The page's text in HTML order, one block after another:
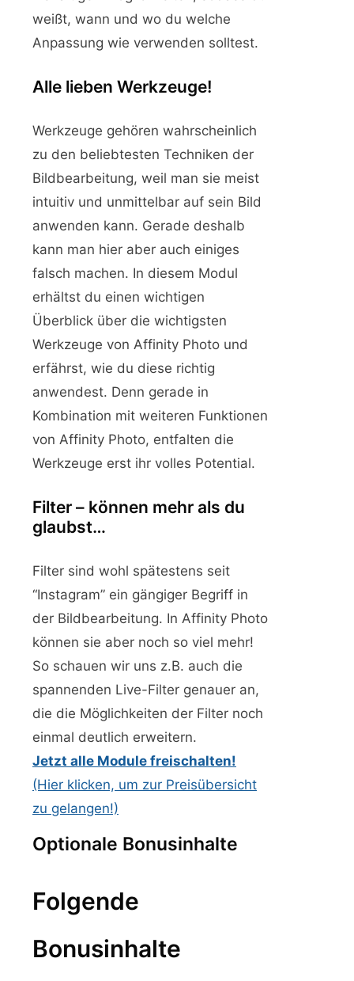
weißt, wann und wo du welche
Anpassung wie verwenden solltest.
Alle lieben Werkzeuge!
Werkzeuge gehören wahrscheinlich
zu den beliebtesten Techniken der
Bildbearbeitung, weil man sie meist
intuitiv und unmittelbar auf sein Bild
anwenden kann. Gerade deshalb
kann man hier aber auch einiges
falsch machen. In diesem Modul
erhältst du einen wichtigen
Überblick über die wichtigsten
Werkzeuge von Affinity Photo und
erfährst, wie du diese richtig
anwendest. Denn gerade in
Kombination mit weiteren Funktionen
von Affinity Photo, entfalten die
Werkzeuge erst ihr volles Potential.
Filter – können mehr als du
glaubst…
Filter sind wohl spätestens seit
“Instagram” ein gängiger Begriff in
der Bildbearbeitung. In Affinity Photo
können sie aber noch so viel mehr!
So schauen wir uns z.B. auch die
spannenden Live-Filter genauer an,
die die Möglichkeiten der Filter noch
einmal deutlich erweitern.
Jetzt alle Module freischalten!
(Hier klicken, um zur Preisübersicht
zu gelangen!)
Optionale Bonusinhalte
Folgende
Bonusinhalte